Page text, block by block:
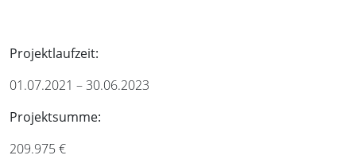
Projektlaufzeit:
01.07.2021 – 30.06.2023
Projektsumme:
209.975 €